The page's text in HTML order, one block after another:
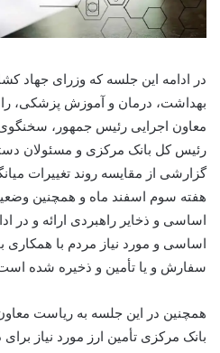
در ادامه این جلسه که وزرای جهاد
بهداشت، درمان و آموزش پزشکی،
معاون اجرایی رئیس جمهور،
رئیس کل بانک مرکزی و مسئولان
گزارشی از مقایسه روند تغییرات
هفته سوم اسفند ماه و همچنین
اساسی و ذخایر راهبردی ارائه و در
اساسی و مورد نیاز مردم با
سفارش و یا تأمین و ذخیره شده
همچنین در این جلسه به ریاست
بانک مرکزی تأمین ارز مورد نیاز